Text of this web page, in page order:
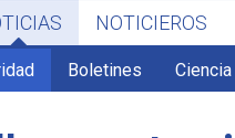
NOTICIEROS
Boletines